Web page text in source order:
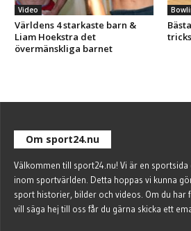
Video
Världens 4 starkaste barn &
Liam Hoekstra det
övermänskliga barnet
Om sport24.nu
Välkommen till sport24.nu! Vi är en
inom sportvärlden. Detta hoppas vi kunna
sport historier, bilder och videos. Om du
vill säga hej till oss får du gärna skicka ett